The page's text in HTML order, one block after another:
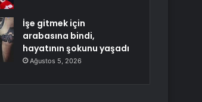
İşe gitmek için
arabasına bindi,
hayatının şokunu yaşadı
Ağustos 5, 2026